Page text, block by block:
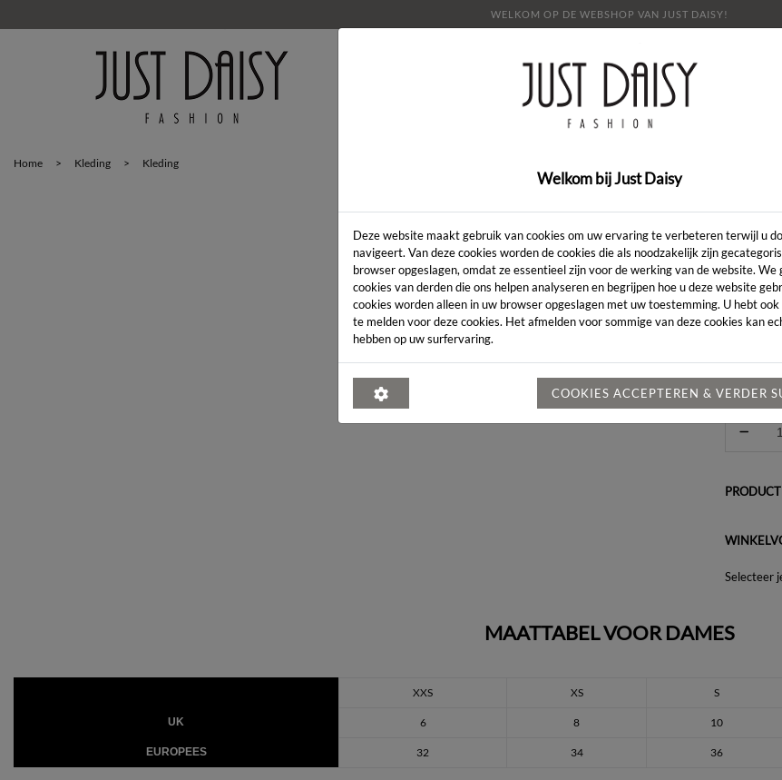
WELKOM OP DE WEBSHOP VAN JUST DAISY!
SALE OVER ONS LOOKBOOK
CONTACT
Home > Kleding > Kleding
LENGTE: *
KLEUR:
Heeft
Selecteer
MAATTABEL VOOR DAMES
XXS XS S
UK 6 8 10
EUROPEES 32 34 36
Welkom bij Just Daisy
Deze website maakt gebruik van cookies om uw ervaring te verbeteren terwijl u
navigeert. Van deze cookies worden de cookies die als noodzakelijk zijn
browser opgeslagen, omdat ze essentieel zijn voor de werking van de website. We
cookies van derden die ons helpen analyseren en begrijpen hoe u deze website
cookies worden alleen in uw browser opgeslagen met uw toestemming. U hebt
te melden voor deze cookies. Het afmelden voor sommige van deze cookies kan
hebben op uw surfervaring.
COOKIES ACCEPTEREN & VERDER